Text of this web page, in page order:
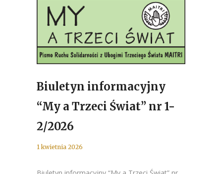
Biuletyn informacyjny
“My a Trzeci Świat” nr 1-
2/2026
1 kwietnia 2026